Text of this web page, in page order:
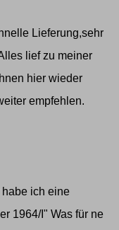
Lieferung,sehr
lief zu meiner
hier wieder
empfehlen.
ich eine
1964/I" Was für ne